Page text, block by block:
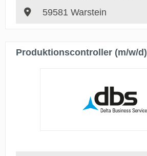
59581 Warstein
Produktionscontroller (m/w/d)